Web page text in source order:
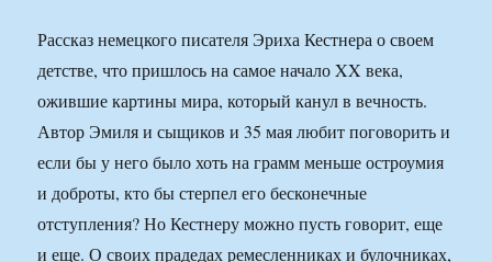
Рассказ немецкого писателя Эриха Кестнера о своем
детстве, что пришлось на самое начало XX века,
ожившие картины мира, который канул в вечность.
Автор Эмиля и сыщиков и 35 мая любит поговорить и
если бы у него было хоть на грамм меньше остроумия
и доброты, кто бы стерпел его бесконечные
отступления? Но Кестнеру можно пусть говорит, еще
и еще. О своих прадедах ремесленниках и булочниках,